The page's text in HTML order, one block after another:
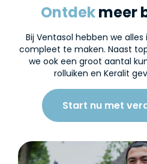
Ontdekmeer
Bij Ventasol hebben we
compleet te maken. Naast
we ook een groot aantal
rolluiken en Keralit
Start nu met